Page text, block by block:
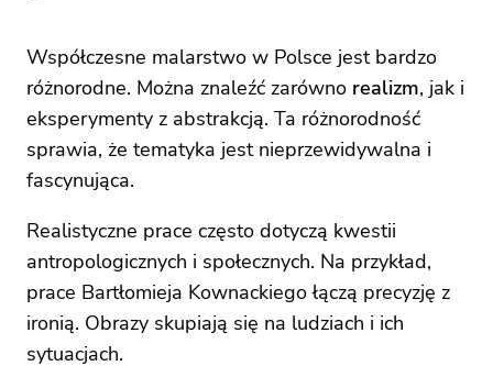
Współczesne malarstwo w Polsce jest bardzo
różnorodne. Można znaleźć zarówno realizm, jak i
eksperymenty z abstrakcją. Ta różnorodność
sprawia, że tematyka jest nieprzewidywalna i
fascynująca.
Realistyczne prace często dotyczą kwestii
antropologicznych i społecznych. Na przykład,
prace Bartłomieja Kownackiego łączą precyzję z
ironią. Obrazy skupiają się na ludziach i ich
sytuacjach.